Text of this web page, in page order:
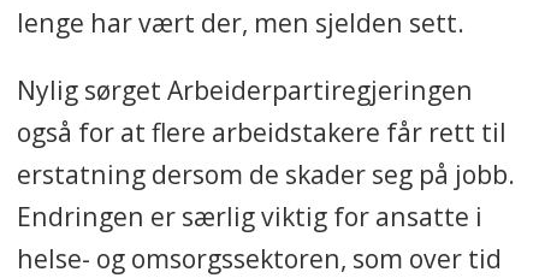
lenge har vært der, men sjelden sett.
Nylig sørget Arbeiderpartiregjeringen
også for at flere arbeidstakere får rett til
erstatning dersom de skader seg på jobb.
Endringen er særlig viktig for ansatte i
helse- og omsorgssektoren, som over tid